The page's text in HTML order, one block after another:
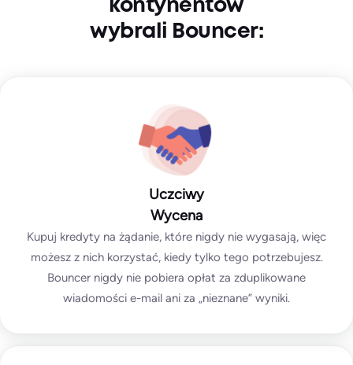
kontynentów
wybrali Bouncer:
Uczciwy
Wycena
Kupuj kredyty na żądanie, które nigdy nie wygasają, więc
możesz z nich korzystać, kiedy tylko tego potrzebujesz.
Bouncer nigdy nie pobiera opłat za zduplikowane
wiadomości e-mail ani za „nieznane” wyniki.